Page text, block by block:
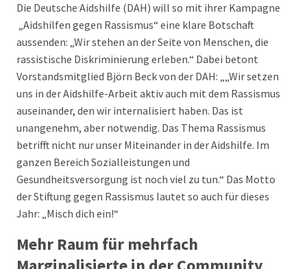
Die Deutsche Aidshilfe (DAH) will so mit ihrer Kampagne
„Aidshilfen gegen Rassismus“ eine klare Botschaft
aussenden: „Wir stehen an der Seite von Menschen, die
rassistische Diskriminierung erleben.“ Dabei betont
Vorstandsmitglied Björn Beck von der DAH: „„Wir setzen
uns in der Aidshilfe-Arbeit aktiv auch mit dem Rassismus
auseinander, den wir internalisiert haben. Das ist
unangenehm, aber notwendig. Das Thema Rassismus
betrifft nicht nur unser Miteinander in der Aidshilfe. Im
ganzen Bereich Sozialleistungen und
Gesundheitsversorgung ist noch viel zu tun.“ Das Motto
der Stiftung gegen Rassismus lautet so auch für dieses
Jahr: „Misch dich ein!“
Mehr Raum für mehrfach